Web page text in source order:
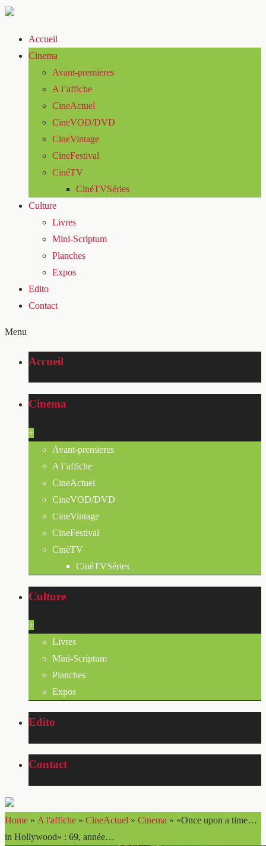
Accueil
Cinema
Avant-premieres
A l’affiche
CineActuel
CineVOD/DVD
CineVintage
CineFestival
CinéTV
CinéTVSéries
Culture
Livres
Mini-Scriptum
Planches
Expos
Edito
Contact
Menu
Accueil
Cinema
+
Avant-premieres
A l’affiche
CineActuel
CineVOD/DVD
CineVintage
CineFestival
CinéTV
CinéTVSéries
Culture
+
Livres
Mini-Scriptum
Planches
Expos
Edito
Contact
Home » A l'affiche » CineActuel » Cinema » «Once upon a time…
in Hollywood» : 69, année…